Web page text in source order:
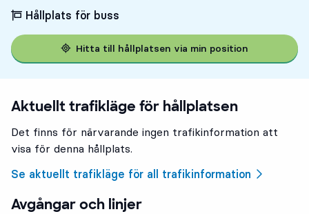
Hållplats för buss
Hitta till hållplatsen via min position
Aktuellt trafikläge för hållplatsen
Det finns för närvarande ingen trafikinformation att
visa för denna hållplats.
Se aktuellt trafikläge för all trafikinformation
Avgångar och linjer